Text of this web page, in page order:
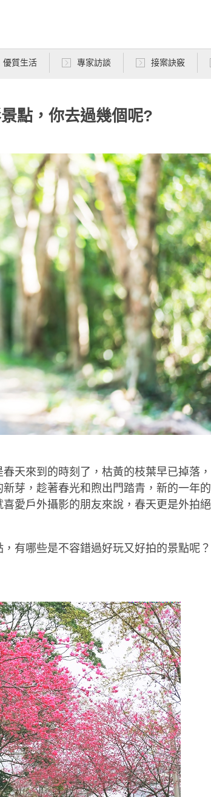
優質生活 專家訪談 接案訣竅
點，你去過幾個呢?
天來到的時刻了，枯黃的枝葉早已掉落，
芽，趁著春光和煦出門踏青，新的一年的
喜愛戶外攝影的朋友來說，春天更是外拍絕
，有哪些是不容錯過好玩又好拍的景點呢？